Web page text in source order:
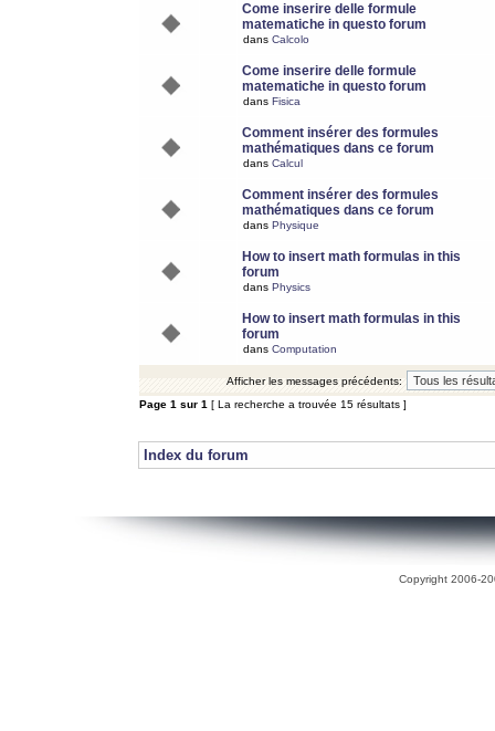
Come inserire delle formule
matematiche in questo forum
dans Calcolo
Come inserire delle formule
matematiche in questo forum
dans Fisica
Comment insérer des formules
mathématiques dans ce forum
dans Calcul
Comment insérer des formules
mathématiques dans ce forum
dans Physique
How to insert math formulas in this
forum
dans Physics
How to insert math formulas in this
forum
dans Computation
Afficher les messages précédents:
Page 1 sur 1 [ La recherche a trouvée 15 résultats ]
Index du forum
Copyright 2006-